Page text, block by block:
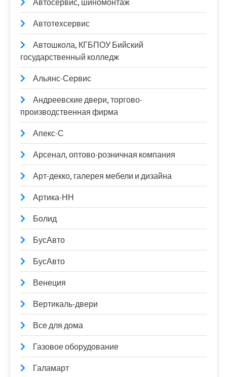
Автосервис, шиномонтаж
Автотехсервис
Автошкола, КГБПОУ Бийский
государственный колледж
Альянс-Сервис
Андреевские двери, торгово-
производственная фирма
Апекс-С
Арсенал, оптово-розничная компания
Арт-декко, галерея мебели и дизайна
Артика-НН
Болид
БусАвто
БусАвто
Венеция
Вертикаль-двери
Все для дома
Газовое оборудование
Галамарт